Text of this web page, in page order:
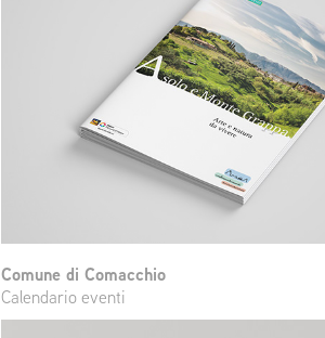
Comune di Comacchio
Calendario eventi